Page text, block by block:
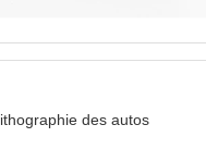
des autos